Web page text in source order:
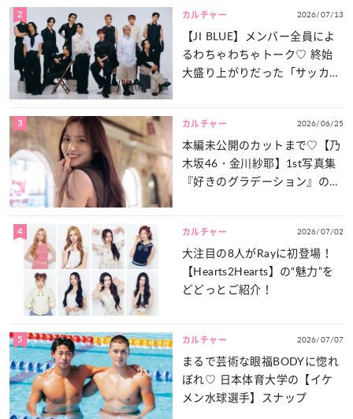
2 カルチャー 2026/07/13
【JI BLUE】メンバー全員によ
るわちゃわちゃトーク♡ 終始
大盛り上がりだった「サッカー
3 カルチャー 2026/06/25
本編未公開のカットまで♡【乃
木坂46・金川紗耶】1st写真集
『好きのグラデーション』の魅
4 カルチャー 2026/07/02
大注目の8人がRayに初登場！
【Hearts2Hearts】の“魅力”を
どどっとご紹介！
5 カルチャー 2026/07/07
まるで芸術な眼福BODYに惚れ
ぼれ♡ 日本体育大学の【イケ
メン水球選手】スナップ